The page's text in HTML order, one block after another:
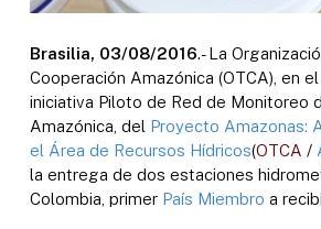
Brasilia, 03/08/2016.- La
Cooperación Amazónica (OTCA), en
iniciativa Piloto de Red de Monitoreo
Amazónica, del Proyecto Amazonas:
el Área de Recursos Hídricos(OTCA /
la entrega de dos estaciones
Colombia, primer País Miembro a